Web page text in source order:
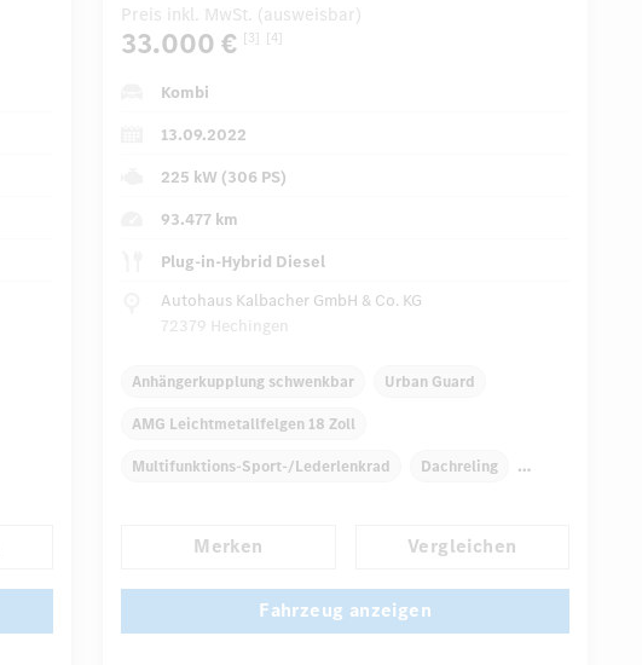
Preis inkl. MwSt. (ausweisbar)
33.000 € [3] [4]
Kombi
13.09.2022
225 kW (306 PS)
93.477 km
Plug-in-Hybrid Diesel
Autohaus Kalbacher GmbH & Co. KG
72379 Hechingen
Anhängerkupplung schwenkbar Urban Guard
AMG Leichtmetallfelgen 18 Zoll
Multifunktions-Sport-/Lederlenkrad Dachreling
Automatisch abblendende Innen- und Außenspiegel
AMG Sportpaket ...
Merken Vergleichen
Fahrzeug anzeigen